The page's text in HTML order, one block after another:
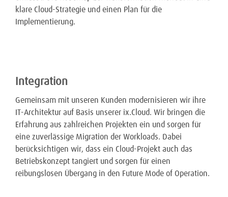
klare Cloud-Strategie und einen Plan für die
Implementierung.
Integration
Gemeinsam mit unseren Kunden modernisieren wir ihre
IT-Architektur auf Basis unserer ix.Cloud. Wir bringen die
Erfahrung aus zahlreichen Projekten ein und sorgen für
eine zuverlässige Migration der Workloads. Dabei
berücksichtigen wir, dass ein Cloud-Projekt auch das
Betriebskonzept tangiert und sorgen für einen
reibungslosen Übergang in den Future Mode of Operation.